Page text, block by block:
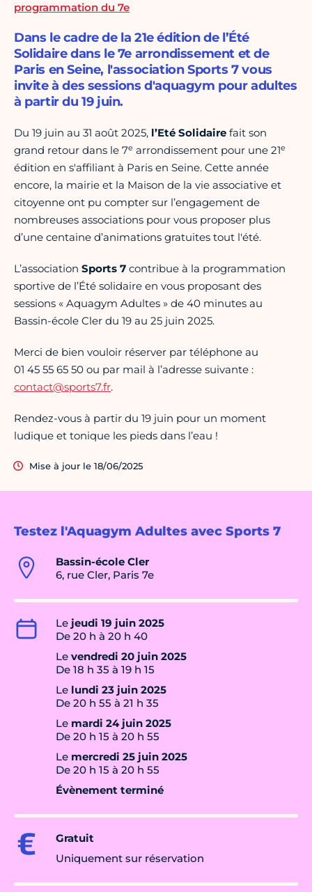
Testez l'Aquagym Adultes avec Sports 7
Bassin-école Cler
6, rue Cler, Paris 7e
Le jeudi 19 juin 2025
De 20 h à 20 h 40
Le vendredi 20 juin 2025
De 18 h 35 à 19 h 15
Le lundi 23 juin 2025
De 20 h 55 à 21 h 35
Le mardi 24 juin 2025
De 20 h 15 à 20 h 55
Le mercredi 25 juin 2025
De 20 h 15 à 20 h 55
Évènement terminé
Gratuit
Uniquement sur réservation
programmation du 7e
Dans le cadre de la 21e édition de l’Été
Solidaire dans le 7e arrondissement et de
Paris en Seine, l'association Sports 7 vous
invite à des sessions d'aquagym pour adultes
à partir du 19 juin.
Du 19 juin au 31 août 2025, l’Eté Solidaire fait son
grand retour dans le 7e arrondissement pour une 21e
édition en s'affiliant à Paris en Seine. Cette année
encore, la mairie et la Maison de la vie associative et
citoyenne ont pu compter sur l’engagement de
nombreuses associations pour vous proposer plus
d’une centaine d’animations gratuites tout l'été.
L’association Sports 7 contribue à la programmation
sportive de l’Été solidaire en vous proposant des
sessions « Aquagym Adultes » de 40 minutes au
Bassin-école Cler du 19 au 25 juin 2025.
Merci de bien vouloir réserver par téléphone au
01 45 55 65 50 ou par mail à l’adresse suivante :
contact@sports7.fr.
Rendez-vous à partir du 19 juin pour un moment
ludique et tonique les pieds dans l’eau !
Mise à jour le 18/06/2025